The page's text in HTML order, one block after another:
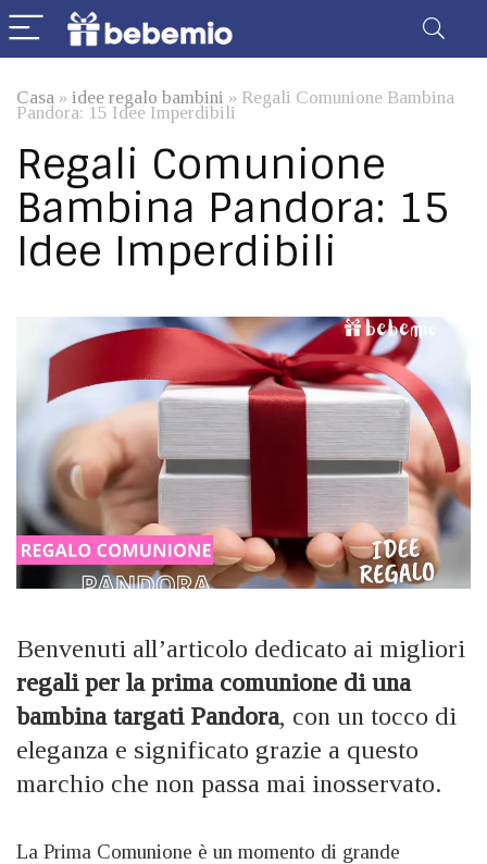
Casa » idee regalo bambini » Regali Comunione Bambina
Pandora: 15 Idee Imperdibili
Regali Comunione
Bambina Pandora: 15
Idee Imperdibili
Benvenuti all’articolo dedicato ai migliori
regali per la prima comunione di una
bambina targati Pandora, con un tocco di
eleganza e significato grazie a questo
marchio che non passa mai inosservato.
La Prima Comunione è un momento di grande